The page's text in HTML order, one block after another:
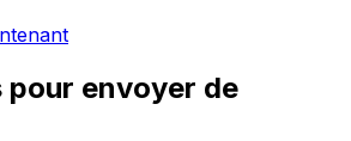
envoyer de